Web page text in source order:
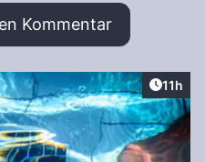
Kommentar
11h